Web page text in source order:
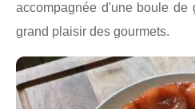
accompagnée d'une boule
grand plaisir des gourmets.